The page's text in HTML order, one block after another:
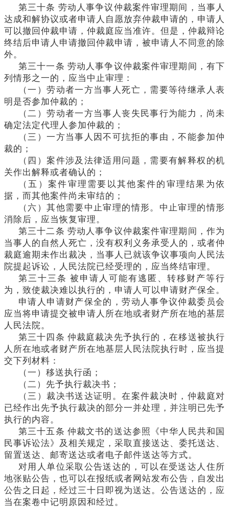
第三十条 劳动人事争议仲裁案件审理期间，当事人
达成和解协议或者申请人自愿放弃仲裁申请的，申请人
可以撤回仲裁申请，仲裁庭应当准许。但是，仲裁辩论
终结后申请人申请撤回仲裁申请，被申请人不同意的除
外。
第三十一条 劳动人事争议仲裁案件审理期间，有下
列情形之一的，应当中止审理：
（一）劳动者一方当事人死亡，需要等待继承人表
明是否参加仲裁的；
（二）劳动者一方当事人丧失民事行为能力，尚未
确定法定代理人参加仲裁的；
（三）一方当事人因不可抗拒的事由，不能参加仲
裁的；
（四）案件涉及法律适用问题，需要有解释权的机
关作出解释或者确认的；
（五）案件审理需要以其他案件的审理结果为依
据，而其他案件尚未审结的；
（六）其他需要中止审理的情形。中止审理的情形
消除后，应当恢复审理。
第三十二条 劳动人事争议仲裁案件审理期间，作为
当事人的自然人死亡，没有权利义务承受人的，或者仲
裁庭逾期未作出裁决，当事人已就该争议事项向人民法
院提起诉讼，人民法院已经受理的，应当终结审理。
第三十三条 被申请人可能有逃匿、转移财产等行
为，致使裁决难以执行的，申请人可以申请财产保全。
申请人申请财产保全的，劳动人事争议仲裁委员会
应当将申请提交被申请人所在地或者财产所在地的基层
人民法院。
第三十四条 仲裁庭裁决先予执行的，在移送被执行
人所在地或者财产所在地基层人民法院执行时，应当提
交下列材料：
（一）移送执行函；
（二）先予执行裁决书；
（三）裁决书送达证明。在案件裁决时，仲裁庭对
已经作出先予执行裁决的部分一并处理，并注明已先予
执行的内容。
第三十五条 仲裁文书的送达参照《中华人民共和国
民事诉讼法》及相关规定，采取直接送达、委托送达、
留置送达、邮寄送达或者电子邮件送达等方式。
对用人单位采取公告送达的，可以在受送达人住所
地张贴公告，也可以在报纸或者网站发布公告，自发出
公告之日起，经过三十日即视为送达。公告送达的，应
当在案卷中记明原因和经过。